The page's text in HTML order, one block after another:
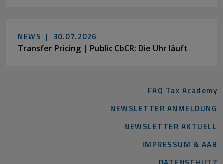
NEWS | 30.07.2026
Transfer Pricing | Public CbCR: Die Uhr läuft
FAQ Tax Academy
NEWSLETTER ANMELDUNG
NEWSLETTER AKTUELL
IMPRESSUM & AAB